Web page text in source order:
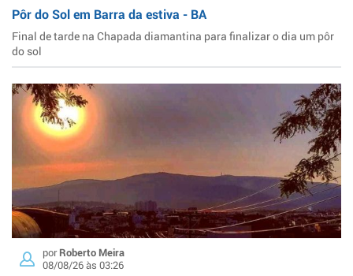
Pôr do Sol em Barra da estiva - BA
Final de tarde na Chapada diamantina para finalizar o dia um pôr
do sol
porRoberto Meira
08/08/26 às 03:26